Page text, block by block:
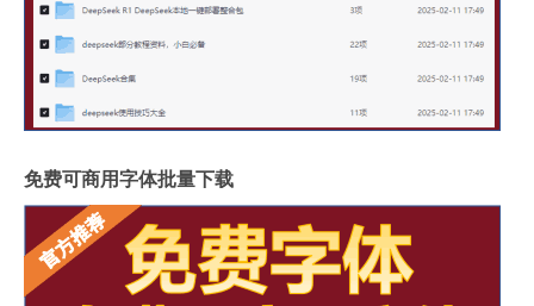
免费可商用字体批量下载